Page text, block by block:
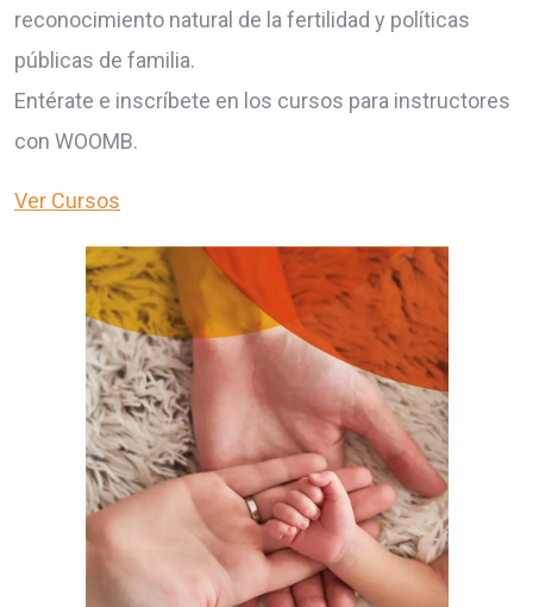
reconocimiento natural de la fertilidad y políticas
públicas de familia.
Entérate e inscríbete en los cursos para instructores
con WOOMB.
Ver Cursos